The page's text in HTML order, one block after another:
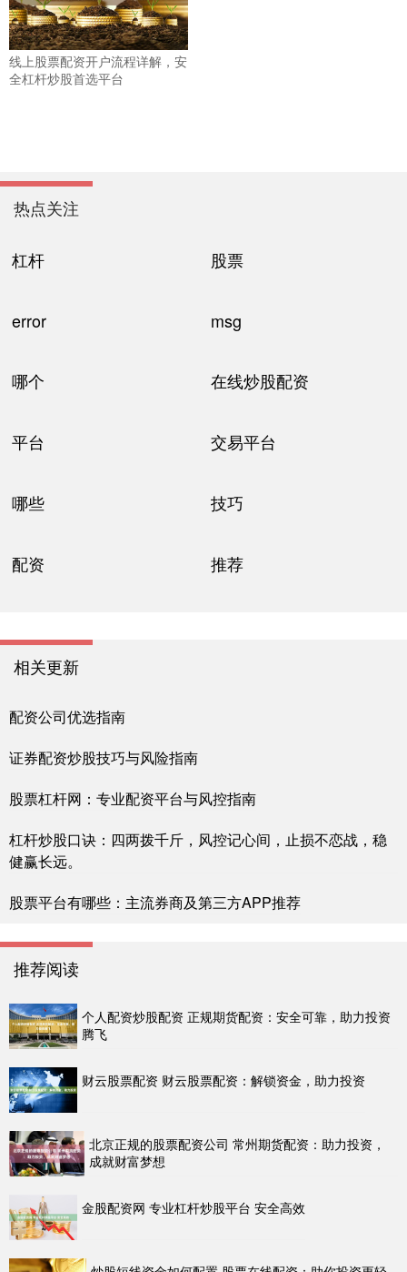
线上股票配资开户流程详解，安
全杠杆炒股首选平台
热点关注
杠杆 股票
error msg
哪个 在线炒股配资
平台 交易平台
哪些 技巧
配资 推荐
相关更新
配资公司优选指南
证券配资炒股技巧与风险指南
股票杠杆网：专业配资平台与风控指南
杠杆炒股口诀：四两拨千斤，风控记心间，止损不恋战，稳
健赢长远。
股票平台有哪些：主流券商及第三方APP推荐
推荐阅读
个人配资炒股配资 正规期货配资：安全可靠，助力投资
腾飞
财云股票配资 财云股票配资：解锁资金，助力投资
北京正规的股票配资公司 常州期货配资：助力投资，
成就财富梦想
金股配资网 专业杠杆炒股平台 安全高效